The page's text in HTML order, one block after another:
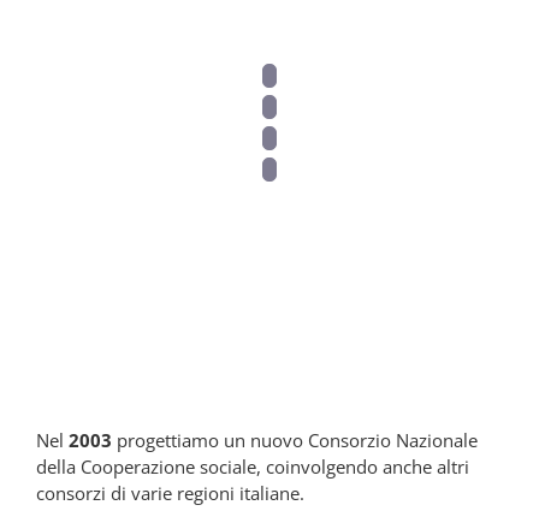
Nel 2003 progettiamo un nuovo Consorzio Nazionale
della Cooperazione sociale, coinvolgendo anche altri
consorzi di varie regioni italiane.